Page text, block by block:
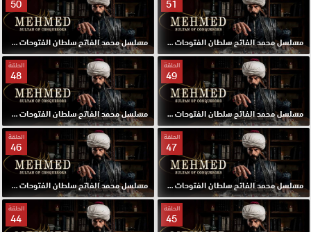
51
مسلسل محمد الفاتح سلطان الفتوحات مترجم الحلقة 51 HD
50
مسلسل محمد الفاتح سلطان الفتوحات مترجم الحلقة 50 HD
الحلقة
49
مسلسل محمد الفاتح سلطان الفتوحات مترجم الحلقة 49 HD
الحلقة
48
مسلسل محمد الفاتح سلطان الفتوحات مترجم الحلقة 48 HD
الحلقة
47
مسلسل محمد الفاتح سلطان الفتوحات مترجم الحلقة 47 HD
الحلقة
46
مسلسل محمد الفاتح سلطان الفتوحات مترجم الحلقة 46 HD
الحلقة
45
الحلقة
44